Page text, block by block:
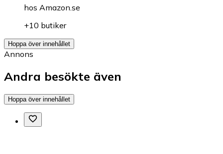
hos Amazon.se
+10 butiker
Hoppa över innehållet
Annons
Andra besökte även
Hoppa över innehållet